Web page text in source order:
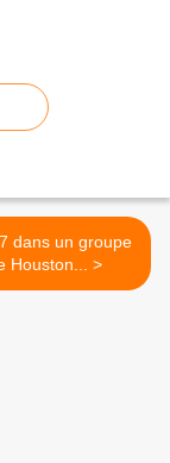
dans un groupe
AA de Houston... >